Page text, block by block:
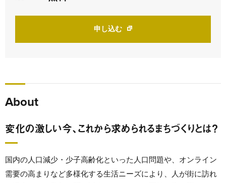
申し込む新しいタブで開く
About
変化の激しい今、これから求められるまちづくりとは？
国内の人口減少・少子高齢化といった人口問題や、オンライン
需要の高まりなど多様化する生活ニーズにより、人が街に訪れ